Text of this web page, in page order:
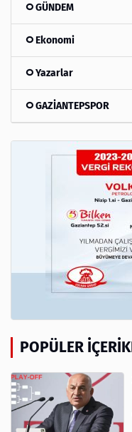
GÜNDEM
Ekonomi
Yazarlar
GAZİANTEPSPOR
POPÜLER